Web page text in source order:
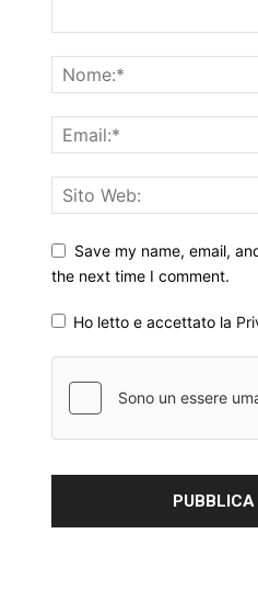
Save my name, email,
the next time I comment.
Ho letto e accettato la